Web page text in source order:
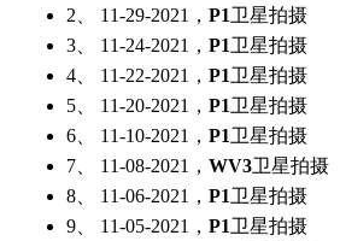
2、 11-29-2021， P1卫星拍摄
3、 11-24-2021， P1卫星拍摄
4、 11-22-2021， P1卫星拍摄
5、 11-20-2021， P1卫星拍摄
6、 11-10-2021， P1卫星拍摄
7、 11-08-2021， WV3卫星拍摄
8、 11-06-2021， P1卫星拍摄
9、 11-05-2021， P1卫星拍摄